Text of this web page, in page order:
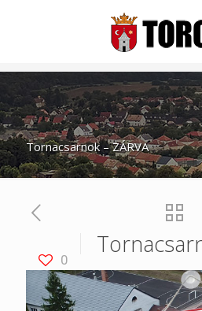
Tornacsarnok – ZÁRVA
0